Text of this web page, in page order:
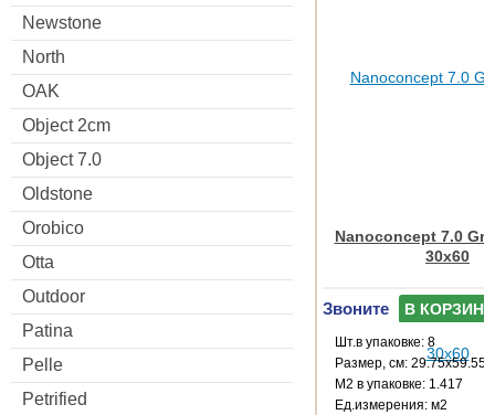
Newstone
North
OAK
Object 2cm
Object 7.0
Oldstone
Orobico
Otta
Outdoor
Patina
Pelle
Petrified
Nanoconcept 7.0
30x60
Звоните В КОРЗИНУ
Шт.в упаковке: 8
Размер, см: 29.75x59.55
М2 в упаковке: 1.417
Ед.измерения: м2